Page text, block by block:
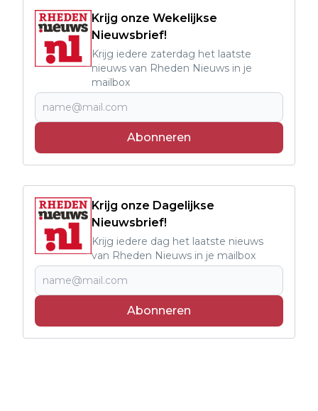
Krijg onze Wekelijkse
Nieuwsbrief!
Krijg iedere zaterdag het laatste
nieuws van Rheden Nieuws in je
mailbox
Abonneren
Krijg onze Dagelijkse
Nieuwsbrief!
Krijg iedere dag het laatste nieuws
van Rheden Nieuws in je mailbox
Abonneren